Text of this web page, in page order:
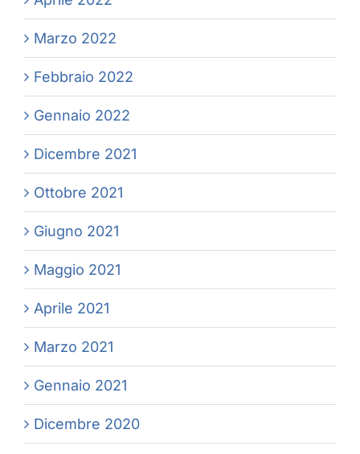
Marzo 2022
Febbraio 2022
Gennaio 2022
Dicembre 2021
Ottobre 2021
Giugno 2021
Maggio 2021
Aprile 2021
Marzo 2021
Gennaio 2021
Dicembre 2020